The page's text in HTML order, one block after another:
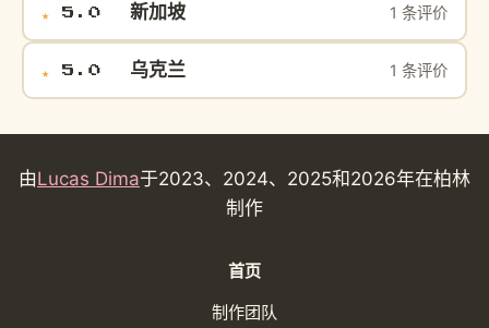
★ 5.0 新加坡 1 条评价
★ 5.0 乌克兰 1 条评价
由Lucas Dima于2023、2024、2025和2026年在柏林
制作
首页
制作团队